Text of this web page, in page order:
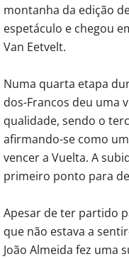
montanha da edição
espetáculo e chegou
Van Eetvelt.
Numa quarta etapa
dos-Francos deu uma
qualidade, sendo o
afirmando-se como
vencer a Vuelta. A
primeiro ponto para
Apesar de ter partido
que não estava a
João Almeida fez uma